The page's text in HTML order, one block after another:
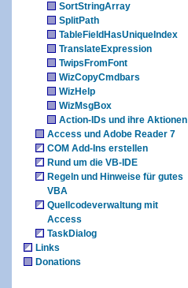
SortStringArray
SplitPath
TableFieldHasUniqueIndex
TranslateExpression
TwipsFromFont
WizCopyCmdbars
WizHelp
WizMsgBox
Action-IDs und ihre Aktionen
Access und Adobe Reader 7
COM Add-Ins erstellen
Rund um die VB-IDE
Regeln und Hinweise für gutes
VBA
Quellcodeverwaltung mit
Access
TaskDialog
Links
Donations